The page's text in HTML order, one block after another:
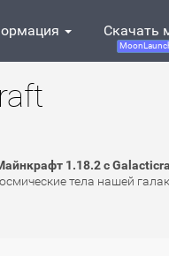
Скачать
1.18.2 с
тела нашей